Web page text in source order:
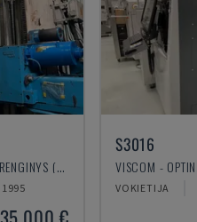
WOTAN - GRĘŽIMO ĮRENGINYS (METALAS)
1995
S3016
VOKIETIJA